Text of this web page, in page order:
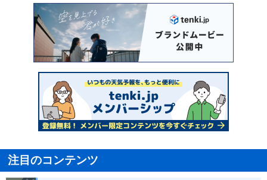
注目のコンテンツ